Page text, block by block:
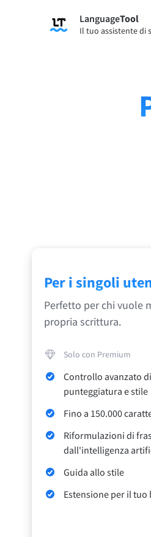
LanguageTool
Il tuo assistente di
Prova il
Controlla gli
Estensioni per
Firefox
Safari
Opera
Per i singoli
Perfetto per chi vuole
propria scrittura.
Solo con Premium
Controllo avanzato
punteggiatura e stile
Fino a 150.000
Riformulazioni di
dall'intelligenza
Guida allo stile
Estensione per il tuo